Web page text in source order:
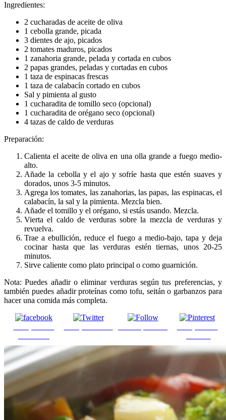
Ingredientes:
2 cucharadas de aceite de oliva
1 cebolla grande, picada
3 dientes de ajo, picados
2 tomates maduros, picados
1 zanahoria grande, pelada y cortada en cubos
2 papas grandes, peladas y cortadas en cubos
1 taza de espinacas frescas
1 taza de calabacín cortado en cubos
Sal y pimienta al gusto
1 cucharadita de tomillo seco (opcional)
1 cucharadita de orégano seco (opcional)
4 tazas de caldo de verduras
Preparación:
Calienta el aceite de oliva en una olla grande a fuego medio-
alto.
Añade la cebolla y el ajo y sofríe hasta que estén suaves y
dorados, unos 3-5 minutos.
Agrega los tomates, las zanahorias, las papas, las espinacas, el
calabacín, la sal y la pimienta. Mezcla bien.
Añade el tomillo y el orégano, si estás usando. Mezcla.
Vierta el caldo de verduras sobre la mezcla de verduras y
revuelva.
Trae a ebullición, reduce el fuego a medio-bajo, tapa y deja
cocinar hasta que las verduras estén tiernas, unos 20-25
minutos.
Sirve caliente como plato principal o como guarnición.
Nota: Puedes añadir o eliminar verduras según tus preferencias, y
también puedes añadir proteínas como tofu, seitán o garbanzos para
hacer una comida más completa.